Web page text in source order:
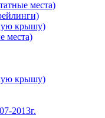
места)
крышу)
места)
крышу)
2013г.